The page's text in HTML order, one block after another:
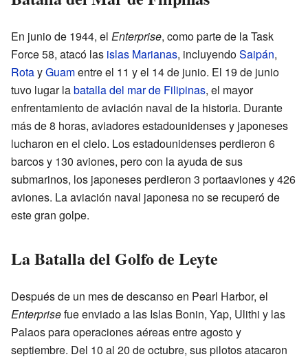
En junio de 1944, el Enterprise, como parte de la Task
Force 58, atacó las islas Marianas, incluyendoSaipán,
RotayGuamentre el 11 y el 14 de junio. El 19 de junio
tuvo lugar labatalla del mar de Filipinas, el mayor
enfrentamiento de aviación naval de la historia. Durante
más de 8 horas, aviadores estadounidenses y japoneses
lucharon en el cielo. Los estadounidenses perdieron 6
barcos y 130 aviones, pero con la ayuda de sus
submarinos, los japoneses perdieron 3 portaaviones y 426
aviones. La aviación naval japonesa no se recuperó de
este gran golpe.
La Batalla del Golfo de Leyte
Después de un mes de descanso en Pearl Harbor, el
Enterprisefue enviado a las Islas Bonin, Yap, Ulithi y las
Palaos para operaciones aéreas entre agosto y
septiembre. Del 10 al 20 de octubre, sus pilotos atacaron